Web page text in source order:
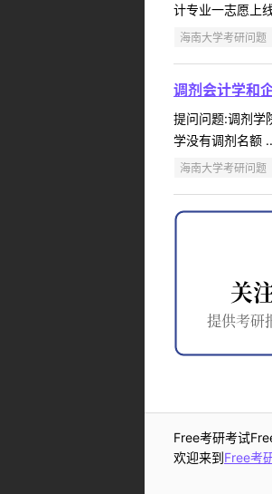
计专业一志愿上
海南大学考研问题
调剂会计学和
提问问题:调剂学
学没有调剂名额
海南大学考研问题
Free考研考试
欢迎来到Free考